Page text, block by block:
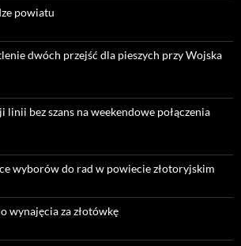
powiatu
dwóch przejść dla pieszych przy Wojska
linii bez szans na weekendowe połączenia
wyborów do rad w powiecie złotoryjskim
wynajęcia za złotówkę